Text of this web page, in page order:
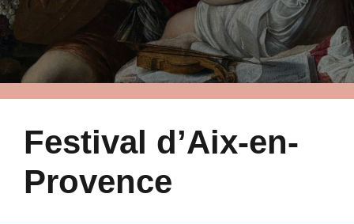
Festival d’Aix-en-
Provence